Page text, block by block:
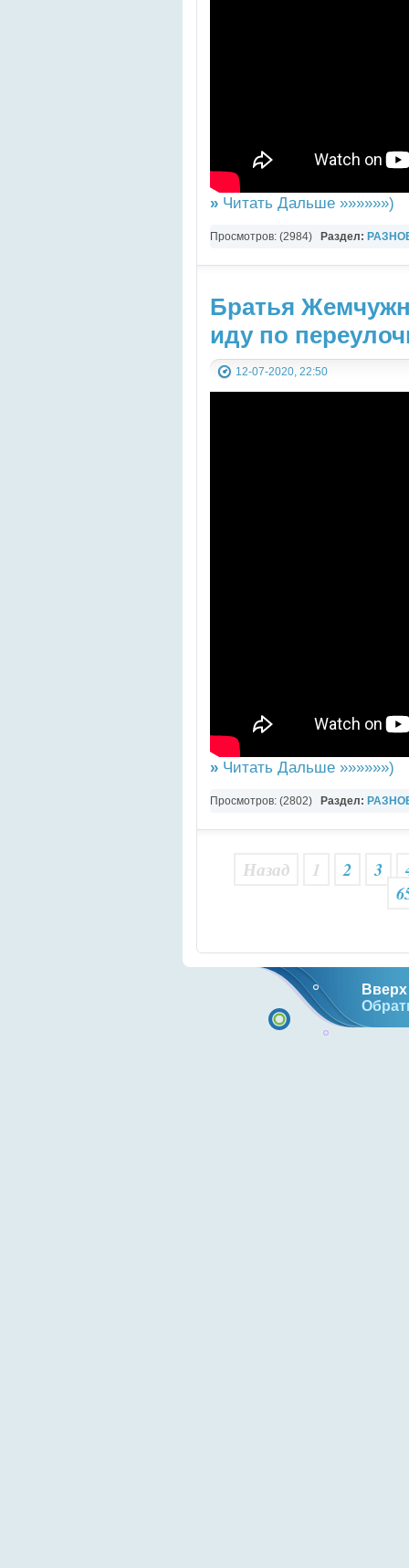
» Читать Дальше »»»»»»)
Просмотров: (2984) Раздел:
Братья
иду по
12-07-2020, 22:50
» Читать Дальше »»»»»»)
Просмотров: (2802) Раздел:
Назад 1 2 3
Вверх